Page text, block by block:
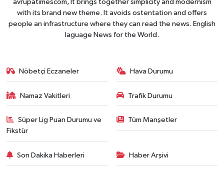
avrupatimescom, It brings together simplicity and modernism
with its brand new theme. It avoids ostentation and offers
people an infrastructure where they can read the news. English
laguage News for the World.
Nöbetçi Eczaneler Hava Durumu
Namaz Vakitleri Trafik Durumu
Süper Lig Puan Durumu ve
Fikstür
Tüm Manşetler
Son Dakika Haberleri Haber Arşivi